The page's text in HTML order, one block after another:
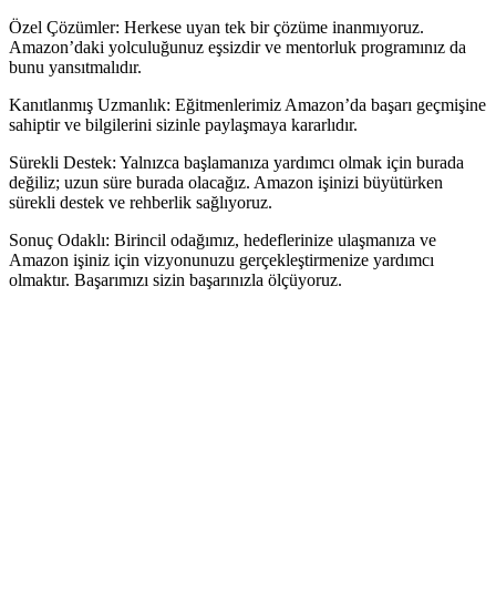
Özel Çözümler: Herkese uyan tek bir çözüme inanmıyoruz.
Amazon’daki yolculuğunuz eşsizdir ve mentorluk programınız da
bunu yansıtmalıdır.
Kanıtlanmış Uzmanlık: Eğitmenlerimiz Amazon’da başarı geçmişine
sahiptir ve bilgilerini sizinle paylaşmaya kararlıdır.
Sürekli Destek: Yalnızca başlamanıza yardımcı olmak için burada
değiliz; uzun süre burada olacağız. Amazon işinizi büyütürken
sürekli destek ve rehberlik sağlıyoruz.
Sonuç Odaklı: Birincil odağımız, hedeflerinize ulaşmanıza ve
Amazon işiniz için vizyonunuzu gerçekleştirmenize yardımcı
olmaktır. Başarımızı sizin başarınızla ölçüyoruz.